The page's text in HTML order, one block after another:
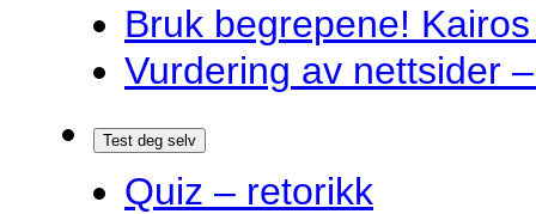
Bruk begrepene!
Vurdering av nettsider
Test deg selv
Quiz – retorikk